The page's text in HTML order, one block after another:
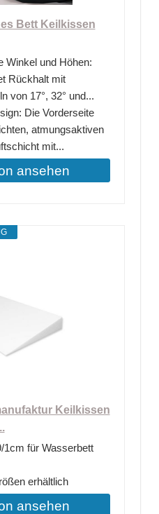
Bett Keilkissen
Winkel und Höhen:
Rückhalt mit
von 17°, 32° und...
Die Vorderseite
atmungsaktiven
mit...
ansehen
Keilkissen
1cm für Wasserbett
erhältlich
ansehen